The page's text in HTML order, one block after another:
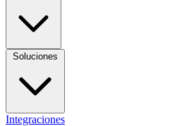
Soluciones
Integraciones